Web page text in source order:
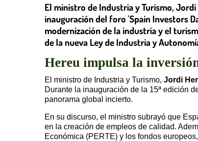
El ministro de Industria y Turismo,
inauguración del foro 'Spain Investors
modernización de la industria y el
de la nueva Ley de Industria y
Hereu impulsa la
El ministro de Industria y Turismo, Jordi
Durante la inauguración de la 15ª edición
panorama global incierto.
En su discurso, el ministro subrayó que
en la creación de empleos de calidad.
Económica (PERTE) y los fondos